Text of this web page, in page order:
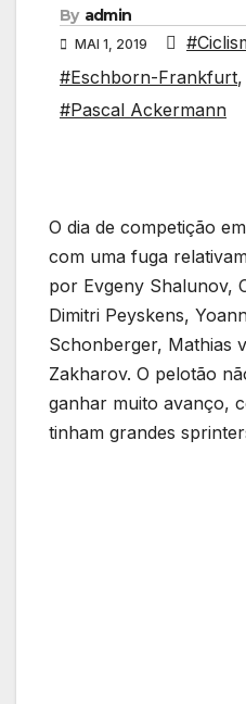
By admin
MAI 1, 2019
#Eschborn-Frankfurt,
#Pascal Ackermann
O dia de competição
com uma fuga
por Evgeny Shalunov,
Dimitri Peyskens,
Schonberger, Mathias
Zakharov. O pelotão
ganhar muito avanço,
tinham grandes